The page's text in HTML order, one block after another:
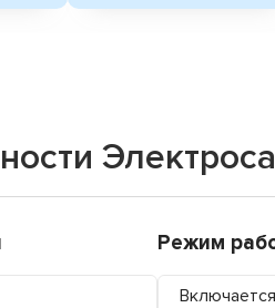
Режим